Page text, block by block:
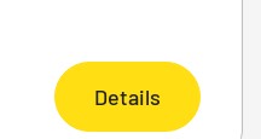
Details